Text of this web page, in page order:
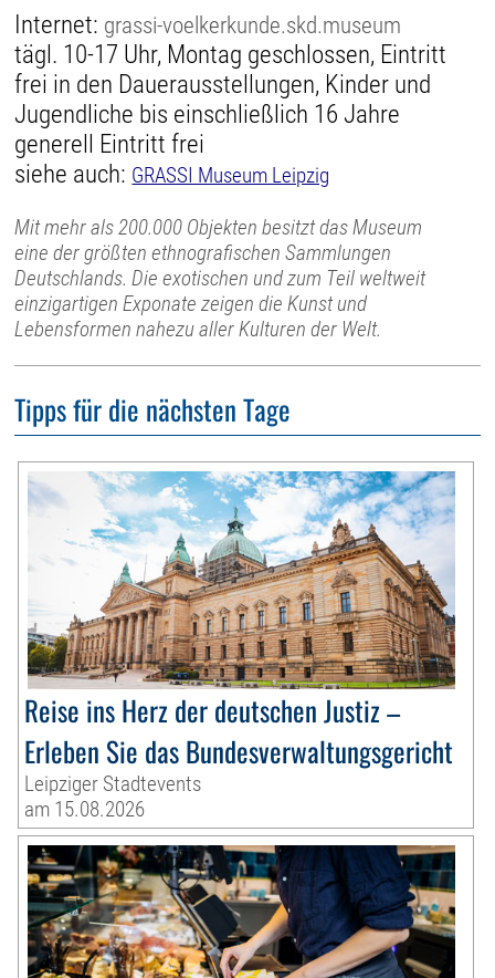
Internet: grassi-voelkerkunde.skd.museum
tägl. 10-17 Uhr, Montag geschlossen, Eintritt
frei in den Dauerausstellungen, Kinder und
Jugendliche bis einschließlich 16 Jahre
generell Eintritt frei
siehe auch: GRASSI Museum Leipzig
Mit mehr als 200.000 Objekten besitzt das Museum
eine der größten ethnografischen Sammlungen
Deutschlands. Die exotischen und zum Teil weltweit
einzigartigen Exponate zeigen die Kunst und
Lebensformen nahezu aller Kulturen der Welt.
Tipps für die nächsten Tage
Reise ins Herz der deutschen Justiz –
Erleben Sie das Bundesverwaltungsgericht
Leipziger Stadtevents
am 15.08.2026